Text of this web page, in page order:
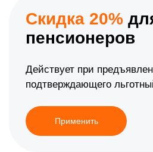
Скидка 20%
пенсионеров
Действует при
подтверждающего
Применить